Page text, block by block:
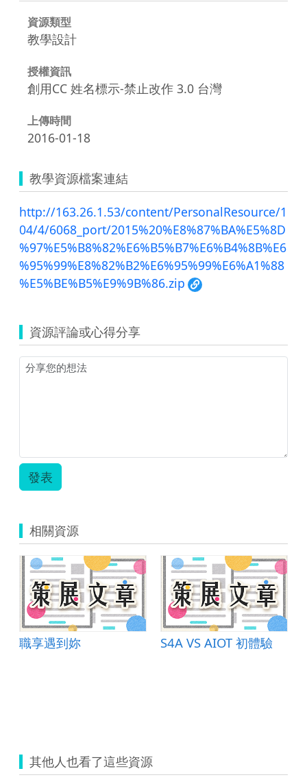
資源類型
教學設計
授權資訊
創用CC 姓名標示-禁止改作 3.0 台灣
上傳時間
2016-01-18
教學資源檔案連結
http://163.26.1.53/content/PersonalResource/1
04/4/6068_port/2015%20%E8%87%BA%E5%8D
%97%E5%B8%82%E6%B5%B7%E6%B4%8B%E6
%95%99%E8%82%B2%E6%95%99%E6%A1%88
%E5%BE%B5%E9%9B%86.zip
資源評論或心得分享
發表
相關資源
職享遇到妳 S4A VS AIOT 初體驗
其他人也看了這些資源